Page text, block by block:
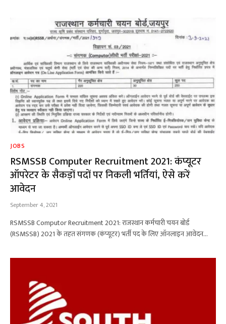
JOBS
RSMSSB Computer Recruitment 2021: कंप्यूटर
ऑपरेटर के सैकड़ों पदों पर निकली भर्तियां, ऐसे करें
आवेदन
September 4, 2021
RSMSSB Computor Recruitment 2021: राजस्थान कर्मचारी चयन बोर्ड
(RSMSSB) 2021 के तहत संगणक (कंप्यूटर) भर्ती पद के लिए ऑनलाइन आवेदन…